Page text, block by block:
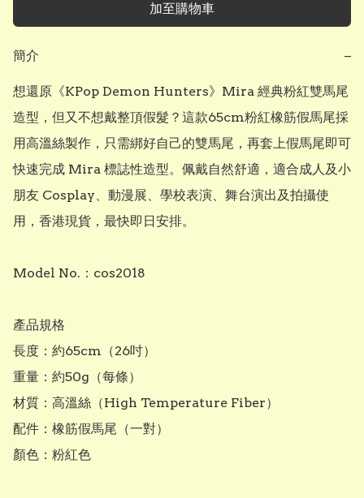
加至購物車
簡介 −
想還原《KPop Demon Hunters》Mira 經典粉紅雙馬尾
造型，但又不想戴整頂假髮？這款65cm粉紅橡筋假馬尾採
用高溫絲製作，只需綁好自己的雙馬尾，再套上假馬尾即可
快速完成 Mira 標誌性造型。佩戴自然舒適，適合成人及小
朋友 Cosplay、動漫展、學校表演、舞台演出及拍攝使
用，香港現貨，最快即日安排。
Model No.：cos2018
產品規格
長度：約65cm（26吋）
重量：約50g（每條）
材質：高溫絲（High Temperature Fiber）
配件：橡筋假馬尾（一對）
顏色：粉紅色